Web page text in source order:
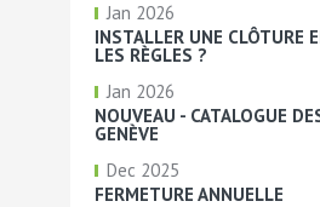
Jan 2026
INSTALLER UNE CLÔTURE
LES RÈGLES ?
Jan 2026
NOUVEAU - CATALOGUE
GENÈVE
Dec 2025
FERMETURE ANNUELLE